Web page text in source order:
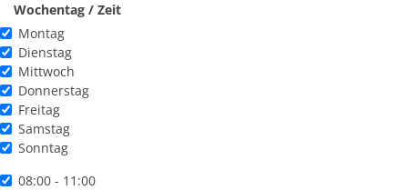
Wochentag / Zeit
Montag
Dienstag
Mittwoch
Donnerstag
Freitag
Samstag
Sonntag
08:00 - 11:00